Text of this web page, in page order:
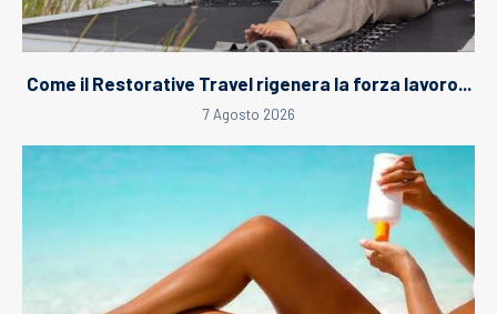
Come il Restorative Travel rigenera la forza lavoro...
7 Agosto 2026